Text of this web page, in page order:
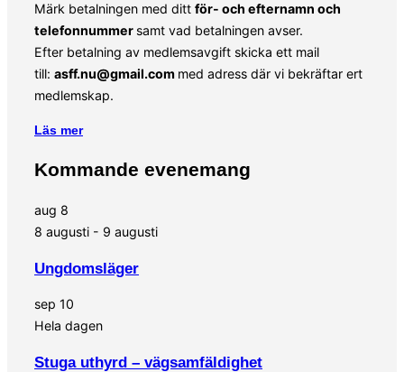
Märk betalningen med ditt för- och efternamn och
telefonnummer samt vad betalningen avser.
Efter betalning av medlemsavgift skicka ett mail
till: asff.nu@gmail.com med adress där vi bekräftar ert
medlemskap.
Läs mer
Kommande evenemang
aug 8
8 augusti - 9 augusti
Ungdomsläger
sep 10
Hela dagen
Stuga uthyrd – vägsamfäldighet